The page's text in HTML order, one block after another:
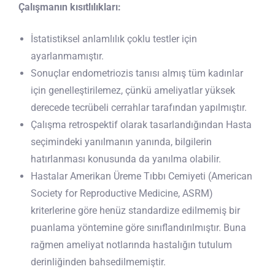
Çalışmanın kısıtlılıkları:
İstatistiksel anlamlılık çoklu testler için
ayarlanmamıştır.
Sonuçlar endometriozis tanısı almış tüm kadınlar
için genelleştirilemez, çünkü ameliyatlar yüksek
derecede tecrübeli cerrahlar tarafından yapılmıştır.
Çalışma retrospektif olarak tasarlandığından Hasta
seçimindeki yanılmanın yanında, bilgilerin
hatırlanması konusunda da yanılma olabilir.
Hastalar Amerikan Üreme Tıbbı Cemiyeti (American
Society for Reproductive Medicine, ASRM)
kriterlerine göre henüz standardize edilmemiş bir
puanlama yöntemine göre sınıflandırılmıştır. Buna
rağmen ameliyat notlarında hastalığın tutulum
derinliğinden bahsedilmemiştir.